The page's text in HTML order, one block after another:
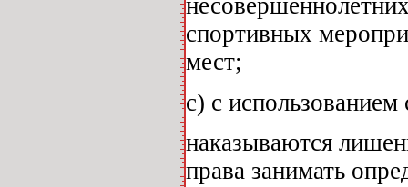
спортивных
мест;
с) с
наказываются
права занимать